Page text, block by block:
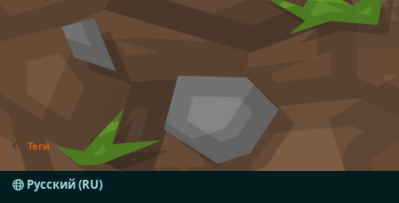
Теги
Русский (RU)